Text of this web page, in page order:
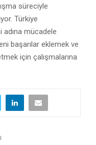
süreciyle
Türkiye
adına mücadele
başarılar eklemek ve
için çalışmalarına